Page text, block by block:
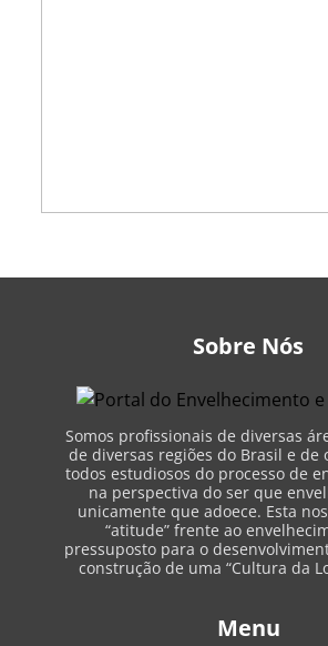
Sobre Nós
Somos profissionais de diversas
de diversas regiões do Brasil e de
todos estudiosos do processo de
na perspectiva do ser que
unicamente que adoece. Esta
“atitude” frente ao
pressuposto para o
construção de uma “Cultura da
Menu